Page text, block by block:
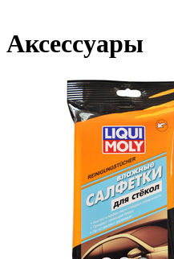
Аксессуары